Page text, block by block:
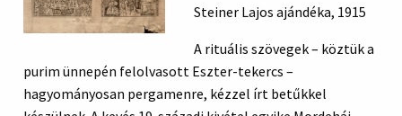
Steiner Lajos ajándéka, 1915
A rituális szövegek – köztük a
purim ünnepén felolvasott Eszter-tekercs –
hagyományosan pergamenre, kézzel írt betűkkel